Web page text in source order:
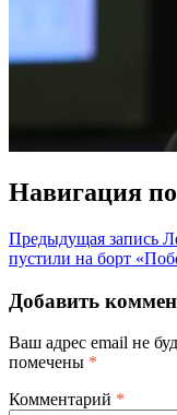
Навигация
Предыдущая запись
пустили на борт
Добавить
Ваш адрес email не
помечены *
Комментарий *